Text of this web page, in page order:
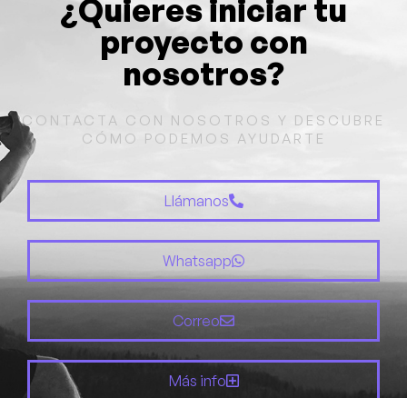
¿Quieres iniciar tu
proyecto con
nosotros?
CONTACTA CON NOSOTROS Y DESCUBRE
CÓMO PODEMOS AYUDARTE
Llámanos
Whatsapp
Correo
Más info